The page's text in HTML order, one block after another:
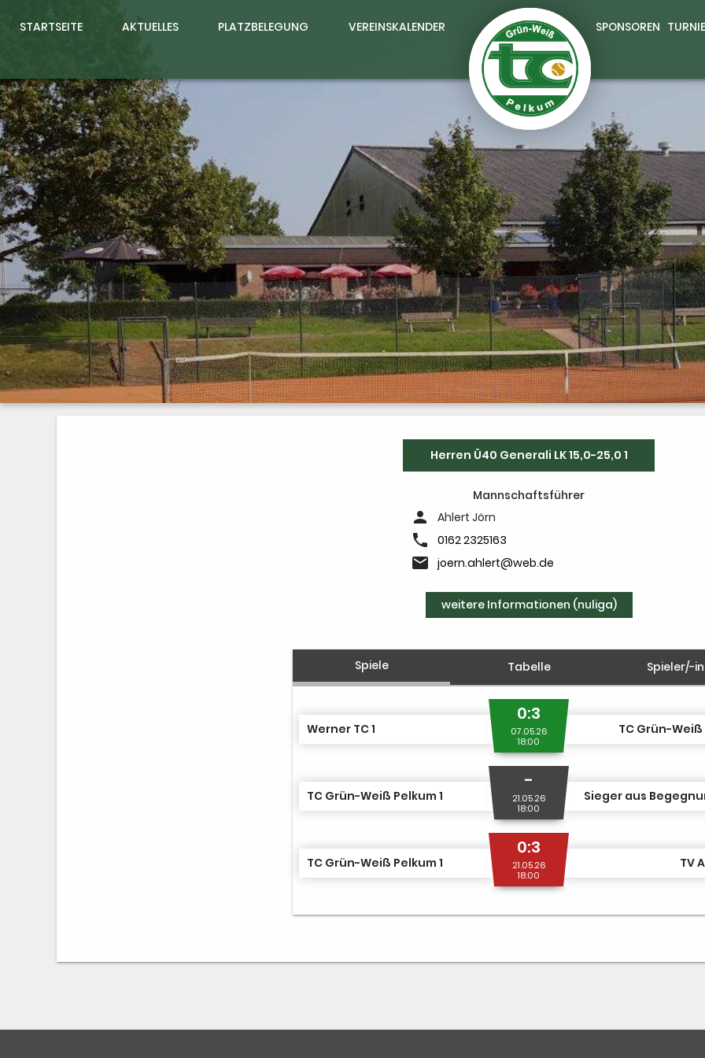
STARTSEITE AKTUELLES PLATZBELEGUNG VEREINSKALENDER SPONSOREN
Herren Ü40 Generali LK 15,0-25,0 1
Mannschaftsführer
person Ahlert Jörn
phone 0162 2325163
email joern.ahlert@web.de
weitere Informationen (nuliga)
Spiele Tabelle Spieler/-
Werner TC 1
0:3
07.05.26
18:00
TC Grün-Weiß
TC Grün-Weiß Pelkum 1
-
21.05.26
18:00
Sieger aus
TC Grün-Weiß Pelkum 1
0:3
21.05.26
18:00
TV